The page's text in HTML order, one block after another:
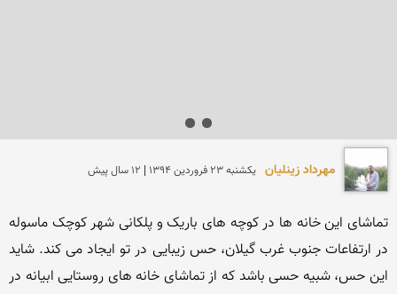
مهرداد زینلیان يكشنبه 23 فروردين 1394 | 12 سال پیش